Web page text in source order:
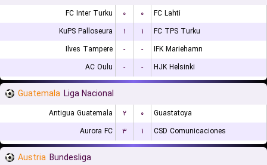
FC Inter Turku ۰ ۰
FC Lahti
KuPS Palloseura
۱ ۱
FC TPS Turku
Ilves Tampere
- -
IFK Mariehamn
AC Oulu
- - HJK Helsinki
Guatemala Liga Nacional
Antigua Guatemala ۲ ۰
Guastatoya
Aurora FC
۳ ۱ CSD Comunicaciones
Austria Bundesliga